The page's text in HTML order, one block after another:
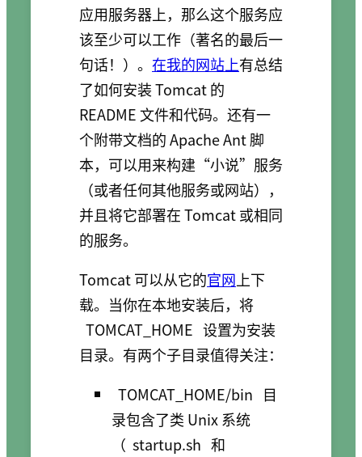
应用服务器上，那么这个服务应
该至少可以工作（著名的最后一
句话！）。 在我的网站上有总结
了如何安装 Tomcat 的
README 文件和代码。还有一
个附带文档的 Apache Ant 脚
本，可以用来构建“小说”服务
（或者任何其他服务或网站），
并且将它部署在 Tomcat 或相同
的服务。
Tomcat 可以从它的官网 上下
载。当你在本地安装后，将
TOMCAT_HOME 设置为安装
目录。有两个子目录值得关注：
TOMCAT_HOME/bin 目
录包含了类 Unix 系统
（ startup.sh 和